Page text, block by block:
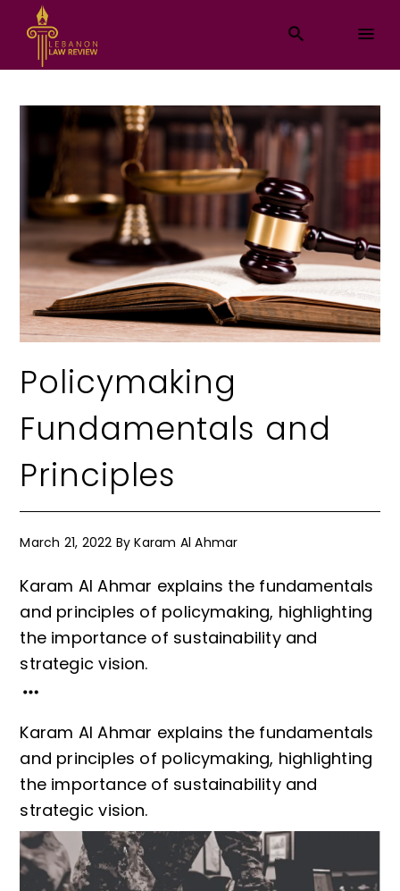
Policymaking
Fundamentals and
Principles
March 21, 2022 ByKaram Al Ahmar
Karam Al Ahmar explains the fundamentals
and principles of policymaking, highlighting
the importance of sustainability and
strategic vision.
Karam Al Ahmar explains the fundamentals
and principles of policymaking, highlighting
the importance of sustainability and
strategic vision.